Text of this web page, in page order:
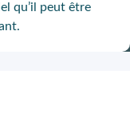
qu’il peut être